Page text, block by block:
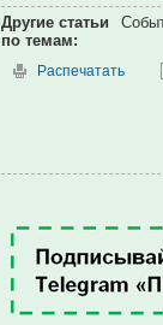
Другие статьи
по темам:
Распечатать